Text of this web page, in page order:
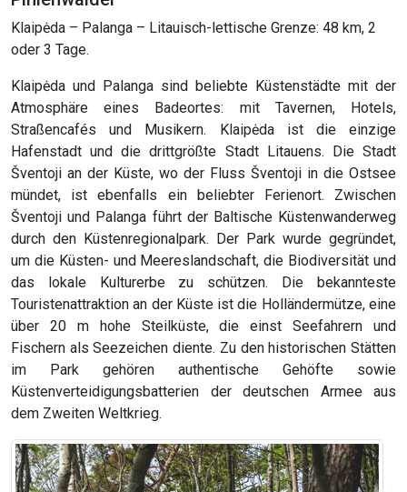
Klaipėda – Palanga – Litauisch-lettische Grenze: 48 km, 2
oder 3 Tage.
Klaipėda und Palanga sind beliebte Küstenstädte mit der
Atmosphäre eines Badeortes: mit Tavernen, Hotels,
Straßencafés und Musikern. Klaipėda ist die einzige
Hafenstadt und die drittgrößte Stadt Litauens. Die Stadt
Šventoji an der Küste, wo der Fluss Šventoji in die Ostsee
mündet, ist ebenfalls ein beliebter Ferienort. Zwischen
Šventoji und Palanga führt der Baltische Küstenwanderweg
durch den Küstenregionalpark. Der Park wurde gegründet,
um die Küsten- und Meereslandschaft, die Biodiversität und
das lokale Kulturerbe zu schützen. Die bekannteste
Touristenattraktion an der Küste ist die Holländermütze, eine
über 20 m hohe Steilküste, die einst Seefahrern und
Fischern als Seezeichen diente. Zu den historischen Stätten
im Park gehören authentische Gehöfte sowie
Küstenverteidigungsbatterien der deutschen Armee aus
dem Zweiten Weltkrieg.